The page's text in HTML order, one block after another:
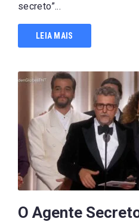
secreto”...
LEIA MAIS
O Agente